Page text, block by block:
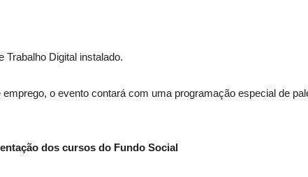
Trabalho Digital instalado.
o evento contará com uma programação especial de
dos cursos do Fundo Social